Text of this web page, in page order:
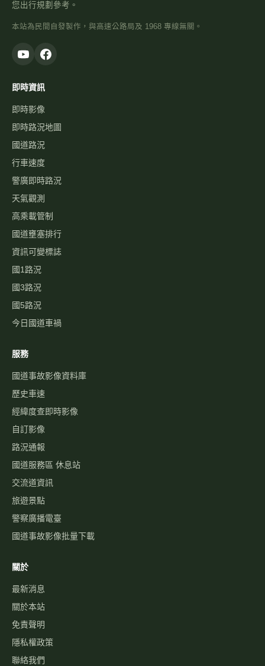
您出行規劃參考。
本站為民間自發製作，與高速公路局及 1968 專線無關。
即時資訊
即時影像
即時路況地圖
國道路況
行車速度
警廣即時路況
天氣觀測
高乘載管制
國道壅塞排行
資訊可變標誌
國1路況
國3路況
國5路況
今日國道車禍
服務
國道事故影像資料庫
歷史車速
經緯度查即時影像
自訂影像
路況通報
國道服務區 休息站
交流道資訊
旅遊景點
警察廣播電臺
國道事故影像批量下載
關於
最新消息
關於本站
免責聲明
隱私權政策
聯絡我們